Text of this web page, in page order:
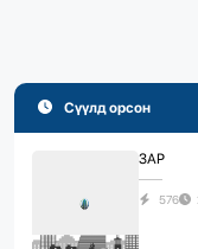
Сүүлд орсон
ЗАР
576